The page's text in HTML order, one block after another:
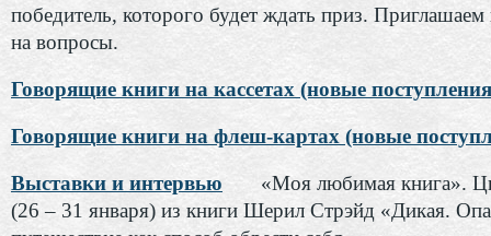
победитель, которого будет ждать приз. Приглашаем
на вопросы.
Говорящие книги на кассетах (новые
Говорящие книги на флеш-картах (новые
Выставки и интервью
«Моя любимая книга».
(26 – 31 января) из книги Шерил Стрэйд «Дикая.